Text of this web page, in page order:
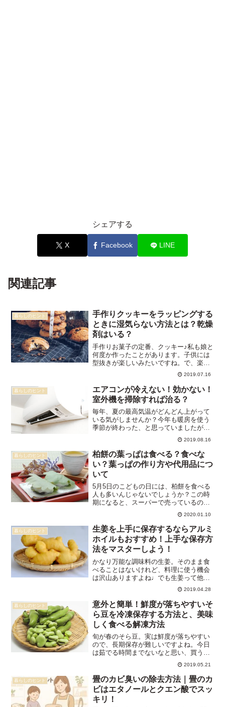
シェアする
X Facebook LINE
関連記事
暮らしのヒント
手作りクッキーをラッピングする
ときに湿気らない方法とは？乾燥
剤はいる？
手作りお菓子の定番、クッキー♪私も娘と
何度か作ったことがあります。子供には
型抜きが楽しいみたいですね。で、楽し
そうな娘の顔を見ていると、ついつい作
りすぎて湿気ってしまうことも何度かあ
りました…。市販のクッキーは密閉され
ている上にシリカゲルな...
2019.07.16
暮らしのヒント
エアコンが冷えない！効かない！
室外機を掃除すれば治る？
毎年、夏の最高気温がどんどん上がって
いる気がしませんか？今年も暖房を使う
季節が終わった、と思っていましたが、
子供はすでに半袖を着て遊んでいるせい
か、冷房の季節が目の前のような気がし
ます(笑)そんなエアコンは部屋の中にある
室内機と、家の外に設...
2019.08.16
暮らしのヒント
柏餅の葉っぱは食べる？食べな
い？葉っぱの作り方や代用品につ
いて
5月5日のこどもの日には、柏餅を食べる
人も多いんじゃないでしょうか？この時
期になると、スーパーで売っているのを
よく見かけますよね。柏餅と言えば、葉
っぱが巻いてあるのが特徴的です。です
が、あなたは柏餅の葉っぱはどうしてい
ますか？柏餅の葉っぱ、...
2020.01.10
暮らしのヒント
生姜を上手に保存するならアルミ
ホイルもおすすめ！上手な保存方
法をマスターしよう！
かなり万能な調味料の生姜。そのまま食
べることはないけれど、料理に使う機会
は沢山ありますよね♩でも生姜って他の
野菜などと違って一度にそんなに大量に
は使いません。なのでスーパーで購入し
てきても使い切れずに余ってしまうこと
も多いのではないでしょう...
2019.04.28
暮らしのヒント
意外と簡単！鮮度が落ちやすいそ
ら豆を冷凍保存する方法と、美味
しく食べる解凍方法
旬が春のそら豆。実は鮮度が落ちやすい
ので、長期保存が難しいですよね。今日
は茹でる時間までないなと思い、買うの
を見送っていると、店頭から消えている
ことが多いです。ですが、そら豆も冷凍
保存が可能という情報が！冷凍できる
と、まとめ買いも怖くなくな...
2019.05.21
暮らしのヒント
畳のカビ臭いの除去方法｜畳のカ
ビはエタノールとクエン酸でスッ
キリ！